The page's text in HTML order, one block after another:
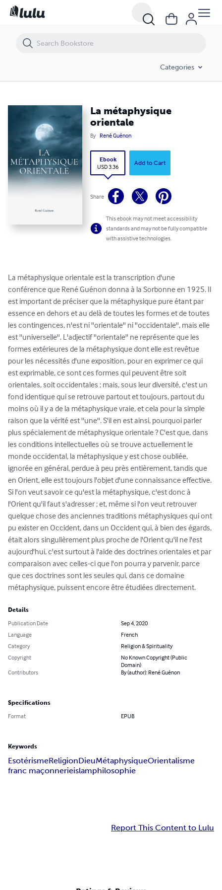
Categories
La métaphysique
orientale
By René Guénon
Ebook
USD 3.36
Add to Cart
Share
This ebook may not meet accessibility
standards and may not be fully compatible
with assistive technologies.
La métaphysique orientale est la transcription d'une
conférence que René Guénon donna à la Sorbonne en 1925. Il
est important de préciser que la métaphysique pure étant par
essence en dehors et au delà de toutes les formes et de toutes
les contingences, n'est ni ''orientale'' ni ''occidentale'', mais elle
est ''universelle''. L'adjectif ''orientale'' ne représente que les
formes extérieures de la métaphysique dont elle est revêtue
pour les nécessités d'une exposition, pour en exprimer ce qui
est exprimable, ce sont ces formes qui peuvent être soit
orientales, soit occidentales ; mais, sous leur diversité, c'est un
fond identique qui se retrouve partout et toujours, partout du
moins où il y a de la métaphysique vraie, et cela pour la simple
raison que la vérité est ''une''. S'il en est ainsi, pourquoi parler
plus spécialement de métaphysique orientale ? C'est que, dans
les conditions intellectuelles où se trouve actuellement le
monde occidental, la métaphysique y est chose oubliée,
ignorée en général, perdue à peu près entièrement, tandis que
en Orient, elle est toujours l'objet d'une connaissance effective.
Si l'on veut savoir ce qu'est la métaphysique, c'est donc à
l'Orient qu'il faut s'adresser ; et, même si l'on veut retrouver
quelque chose des anciennes traditions métaphysiques qui ont
pu exister en Occident, dans un Occident qui, à bien des égards,
était alors singulièrement plus proche de l'Orient qu'il ne l'est
aujourd'hui, c'est surtout à l'aide des doctrines orientales et par
comparaison avec celles-ci que l'on pourra y parvenir, parce
que ces doctrines sont les seules qui, dans ce domaine
métaphysique, puissent encore être étudiées directement.
Details
Publication Date
Sep 4, 2020
Language
French
Category
Religion & Spirituality
Copyright
No Known Copyright (Public
Domain)
Contributors
By (author): René Guénon
Specifications
Format EPUB
Keywords
EsotérismeReligionDieuMétaphysiqueOrientalisme
franc maçonnerieislamphilosophie
Report This Content to Lulu
La métaphysique orientale